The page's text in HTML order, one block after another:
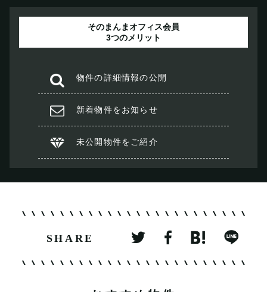
そのまんまオフィス会員
3つのメリット
物件の詳細情報の公開
新着物件をお知らせ
未公開物件を ご紹介
SHARE